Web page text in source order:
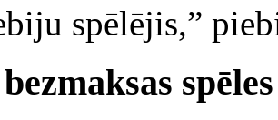
spēlējis,”